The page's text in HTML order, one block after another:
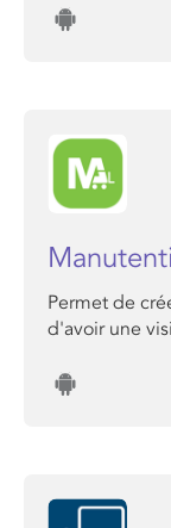
Permet de
d'avoir une